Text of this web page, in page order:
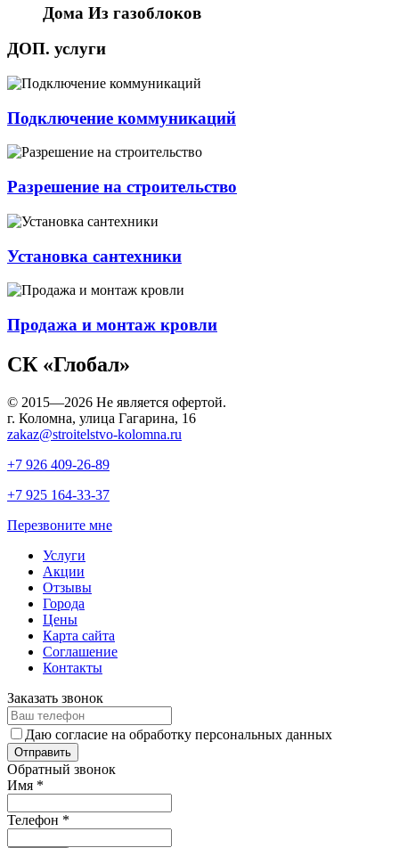
Дома Из газоблоков
ДОП. услуги
Подключение коммуникаций
Разрешение на строительство
Установка сантехники
Продажа и монтаж кровли
СК «Глобал»
© 2015—2026 Не является офертой.
г. Коломна, улица Гагарина, 16
zakaz@stroitelstvo-kolomna.ru
+7 926 409-26-89
+7 925 164-33-37
Перезвоните мне
Услуги
Акции
Отзывы
Города
Цены
Карта сайта
Соглашение
Контакты
Заказать звонок
Даю согласие на обработку персональных данных
Обратный звонок
Имя *
Телефон *